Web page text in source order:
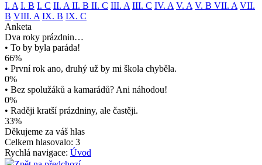
I. A I. B I. C II. A II. B II. C III. A III. C IV. A V. A V. B VII. A VII.
B VIII. A IX. B IX. C
Anketa
Dva roky prázdnin…
• To by byla paráda!
66%
• První rok ano, druhý už by mi škola chyběla.
0%
• Bez spolužáků a kamarádů? Ani náhodou!
0%
• Raději kratší prázdniny, ale častěji.
33%
Děkujeme za váš hlas
Celkem hlasovalo: 3
Rychlá navigace: Úvod